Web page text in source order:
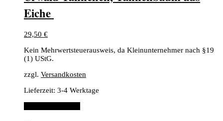
Eiche ​
29,50 €
Kein Mehrwertsteuerausweis, da Kleinunternehmer nach §19
(1) UStG.
zzgl. Versandkosten
Lieferzeit: 3-4 Werktage